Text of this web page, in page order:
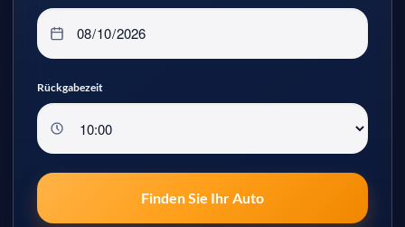
Rückgabezeit
Finden Sie Ihr Auto